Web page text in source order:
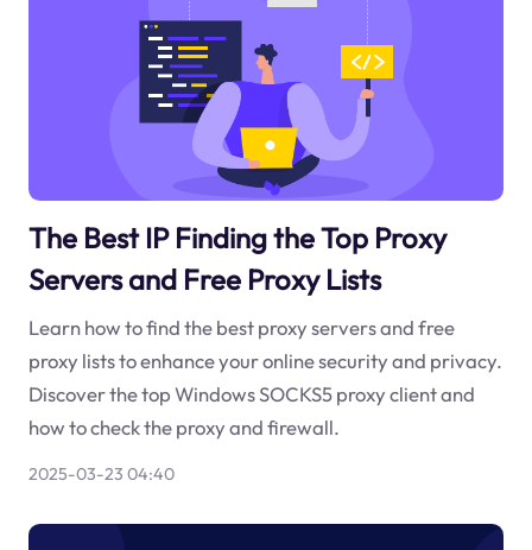
The Best IP Finding the Top Proxy
Servers and Free Proxy Lists
Learn how to find the best proxy servers and free
proxy lists to enhance your online security and privacy.
Discover the top Windows SOCKS5 proxy client and
how to check the proxy and firewall.
2025-03-23 04:40